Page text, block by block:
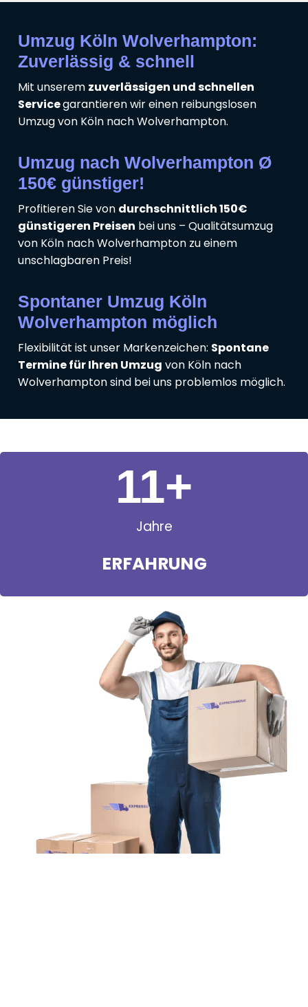
Umzug Köln Wolverhampton:
Zuverlässig & schnell
Mit unserem zuverlässigen und schnellen
Servicegarantieren wir einen reibungslosen
Umzug von Köln nach Wolverhampton.
Umzug nach Wolverhampton Ø
150€ günstiger!
Profitieren Sie von durchschnittlich 150€
günstigeren Preisen bei uns – Qualitätsumzug
von Köln nach Wolverhampton zu einem
unschlagbaren Preis!
Spontaner Umzug Köln
Wolverhampton möglich
Flexibilität ist unser Markenzeichen: Spontane
Termine für Ihren Umzug von Köln nach
Wolverhampton sind bei uns problemlos möglich.
Jahre
ERFAHRUNG
11+